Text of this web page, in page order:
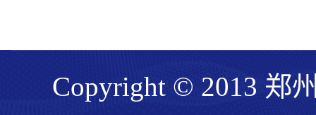
Copyright © 2013 郑